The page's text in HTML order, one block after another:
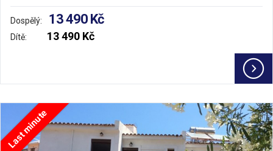
Dospělý: 13 490 Kč
Dítě: 13 490 Kč
Last minute